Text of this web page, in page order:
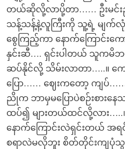
တယ်ဆိုလို့လာပို့တာ…… ဦးမ
သန့်သန့်နဲ့လူကြီးကို သူ့ရဲ့ မျက်လုံ
စွေကြည့်ကာ နောက်ကြောင်းကေ
နှင်းဆီ…. ရှင်းပါတယ် သူကမိဘမဲ့
ဆပ်နိုင်လို့ သိမ်းလာတာ…..။ ကေ
ပြော…… ဈေးကတော့ ကျပ်
ညိုက ဘာမှမပြောပဲစဉ်းစားန
ထပ်၍ များတယ်ထင်လို့လား…..
နောက်ကြောင်းလဲရှင်းတယ် အ
စရာလဲမလိုဘူး စိတ်တိုင်းကျပုံ